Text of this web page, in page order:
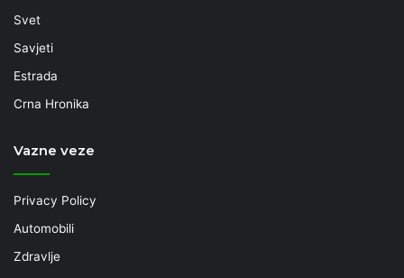
Svet
Savjeti
Estrada
Crna Hronika
Vazne veze
Privacy Policy
Automobili
Zdravlje